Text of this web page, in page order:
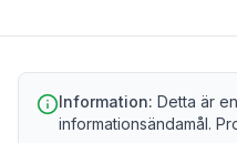
Information: Detta är
informationsändamål.